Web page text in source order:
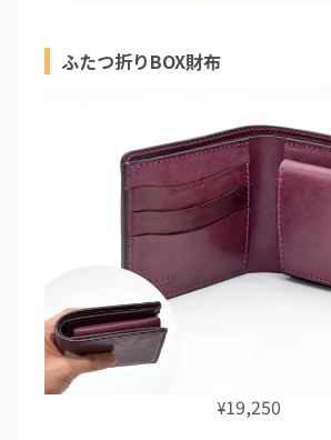
ふたつ折りBOX財布
¥19,250